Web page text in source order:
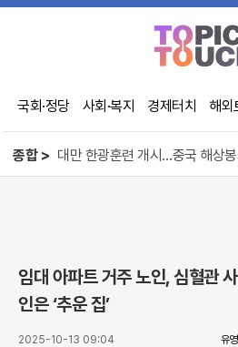
국회·정당 사회·복지 경제터치 해외
종합 >
"예능이 독 됐나"…정준원, 태도
놀런과 맷 데이먼의 재회…'오디
대만 한광훈련 개시…중국 해상
"예능이 독 됐나"…정준원, 태도
임대 아파트 거주 노인, 심혈관
인은 ‘추운 집’
2025-10-13 09:04 유